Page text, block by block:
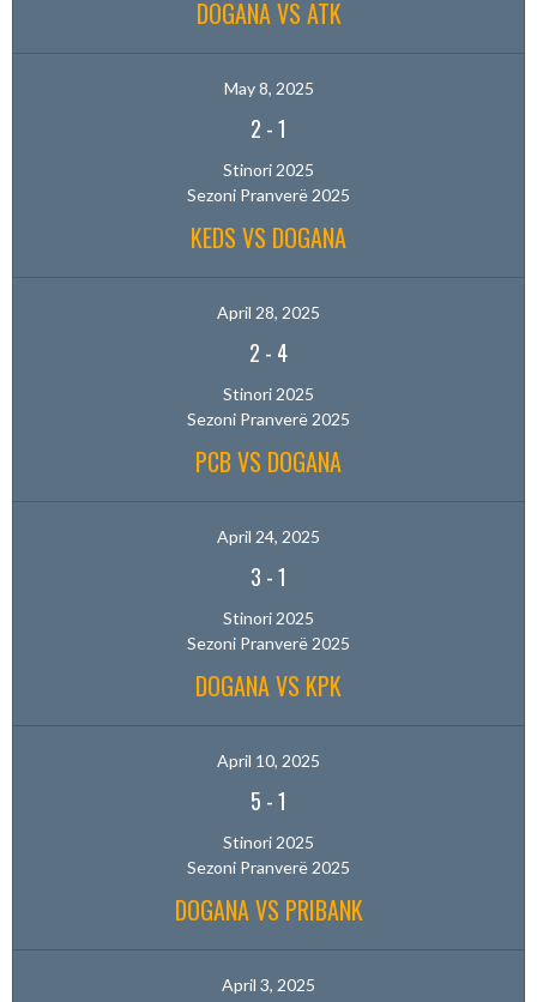
DOGANA VS ATK
May 8, 2025
2 -1
Stinori 2025
Sezoni Pranverë 2025
KEDS VS DOGANA
April 28, 2025
2 - 4
Stinori 2025
Sezoni Pranverë 2025
PCB VS DOGANA
April 24, 2025
3 -1
Stinori 2025
Sezoni Pranverë 2025
DOGANA VS KPK
April 10, 2025
5 -1
Stinori 2025
Sezoni Pranverë 2025
DOGANA VS PRIBANK
April 3, 2025